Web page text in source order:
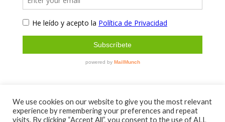
Sobre mí Contacto
We use cookies on our website to give you the most relevant
experience by remembering your preferences and repeat
visits. By clicking “Accept All”, you consent to the use of ALL